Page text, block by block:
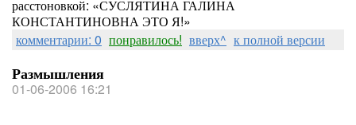
расстоновкой: «СУСЛЯТИНА ГАЛИНА
КОНСТАНТИНОВНА ЭТО Я!»
комментарии: 0 понравилось! вверх^ к полной версии
Размышления
01-06-2006 16:21